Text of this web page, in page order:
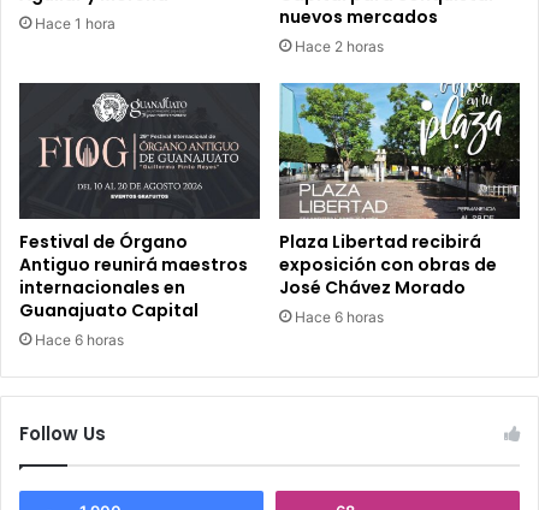
Hace 1 hora
nuevos mercados
Hace 2 horas
Festival de Órgano
Antiguo reunirá maestros
internacionales en
Guanajuato Capital
Hace 6 horas
Plaza Libertad recibirá
exposición con obras de
José Chávez Morado
Hace 6 horas
Follow Us